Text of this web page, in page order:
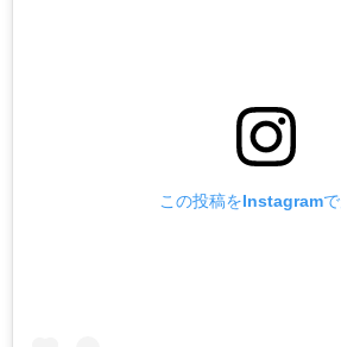
この投稿をInstagramで